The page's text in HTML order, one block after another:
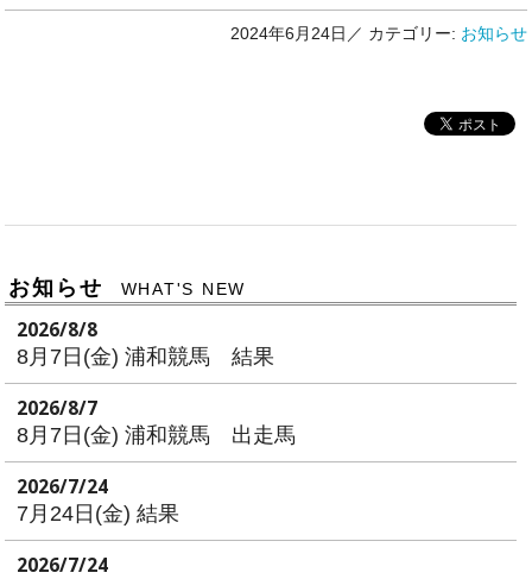
2024年6月24日／ カテゴリー: お知らせ
お知らせ WHAT'S NEW
2026/8/8
8月7日(金) 浦和競馬 結果
2026/8/7
8月7日(金) 浦和競馬 出走馬
2026/7/24
7月24日(金) 結果
2026/7/24